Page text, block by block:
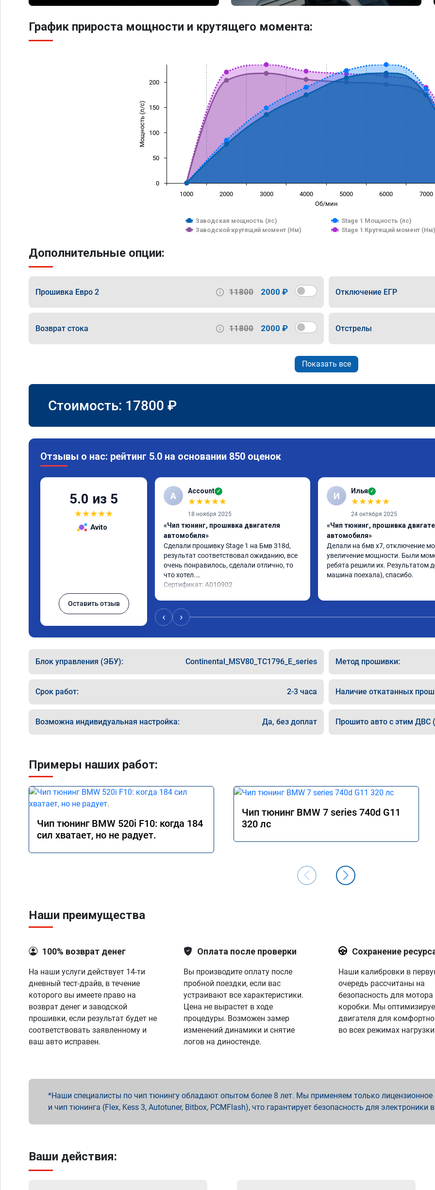
График прироста мощности и крутящего момента:
Об/мин
Мощность (л/с)
Заводская мощность (лс)
Stage 1 Мощность (лс)
Заводской крутящий момент (Нм)
Stage 1 Крутящий момент (Нм)
1000 2000 3000 4000 5000 6000 7000
0
50
100
150
200
Дополнительные опции:
Прошивка Евро 2 11800 2000 ₽ Отключение ЕГР
Возврат стока 11800 2000 ₽ Отстрелы
Показать все
Стоимость: 17800 ₽
Отзывы о нас: рейтинг 5.0 на основании 850 оценок
5.0 из 5
★★★★★
Avito
Оставить отзыв
A Account ✓
★★★★★
18 ноября 2025
«Чип тюнинг, прошивка двигателя
автомобиля»
Сделали прошивку Stage 1 на Бмв 318d,
результат соответствовал ожиданию, все
очень понравилось, сделали отлично, то
что хотел.
Сертификат: A010902
И Илья ✓
★★★★★
24 октября 2025
«Чип тюнинг, прошивка
автомобиля»
Делали на бмв х7, отключение
увеличение мощности. Были
ребята решили их. Результатом
машина поехала), спасибо.
‹ ›
Блок управления (ЭБУ): Continental_MSV80_TC1796_E_series Метод прошивки:
Срок работ: 2-3 часа Наличие откатанных
Возможна индивидуальная настройка: Да, без доплат Прошито авто с этим ДВС
Примеры наших работ:
Чип тюнинг BMW 520i F10: когда 184
сил хватает, но не радует.
Чип тюнинг BMW 7 series 740d G11
320 лс
Наши преимущества
100% возврат денег
На наши услуги действует 14-ти
дневный тест-драйв, в течение
которого вы имеете право на
возврат денег и заводской
прошивки, если результат будет не
соответствовать заявленному и
ваш авто исправен.
Оплата после проверки
Вы производите оплату после
пробной поездки, если вас
устраивают все характеристики.
Цена не вырастет в ходе
процедуры. Возможен замер
изменений динамики и снятие
логов на диностенде.
Сохранение
Наши калибровки в
очередь рассчитаны на
безопасность для мотора
коробки. Мы
двигателя для
во всех режимах
Наши специалисты по чип тюнингу обладают опытом более 8 лет. Мы применяем только лицензионное
и чип тюнинга (Flex, Kess 3, Autotuner, Bitbox, PCMFlash), что гарантирует безопасность для электроники
Ваши действия: